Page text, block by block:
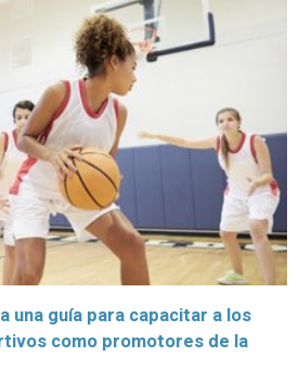
una guía para capacitar a los
como promotores de la